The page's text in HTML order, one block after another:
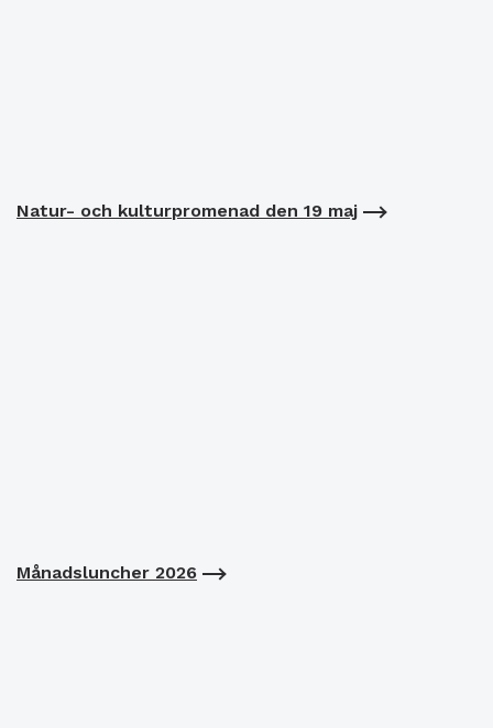
Natur- och kulturpromenad den 19 maj
Månadsluncher 2026